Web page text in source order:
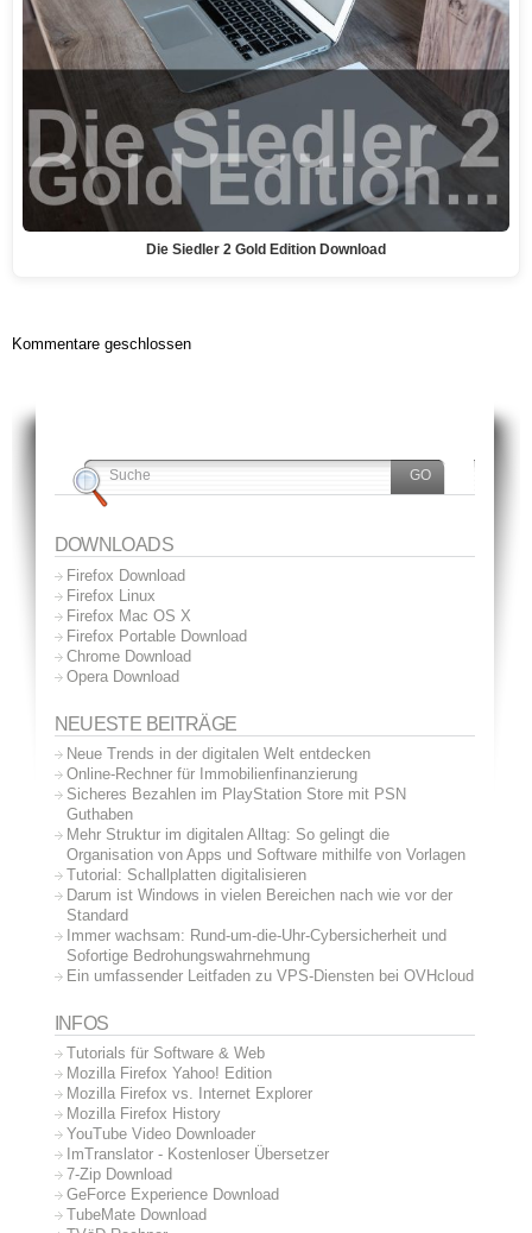
Die Siedler 2 Gold Edition Download
Kommentare geschlossen
DOWNLOADS
Firefox Download
Firefox Linux
Firefox Mac OS X
Firefox Portable Download
Chrome Download
Opera Download
NEUESTE BEITRÄGE
Neue Trends in der digitalen Welt entdecken
Online-Rechner für Immobilienfinanzierung
Sicheres Bezahlen im PlayStation Store mit PSN
Guthaben
Mehr Struktur im digitalen Alltag: So gelingt die
Organisation von Apps und Software mithilfe von Vorlagen
Tutorial: Schallplatten digitalisieren
Darum ist Windows in vielen Bereichen nach wie vor der
Standard
Immer wachsam: Rund-um-die-Uhr-Cybersicherheit und
Sofortige Bedrohungswahrnehmung
Ein umfassender Leitfaden zu VPS-Diensten bei OVHcloud
INFOS
Tutorials für Software & Web
Mozilla Firefox Yahoo! Edition
Mozilla Firefox vs. Internet Explorer
Mozilla Firefox History
YouTube Video Downloader
ImTranslator - Kostenloser Übersetzer
7-Zip Download
GeForce Experience Download
TubeMate Download